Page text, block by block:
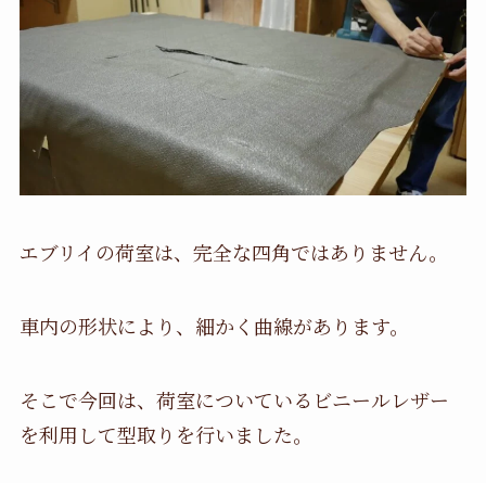
エブリイの荷室は、完全な四角ではありません。
車内の形状により、細かく曲線があります。
そこで今回は、荷室についているビニールレザー
を利用して型取りを行いました。